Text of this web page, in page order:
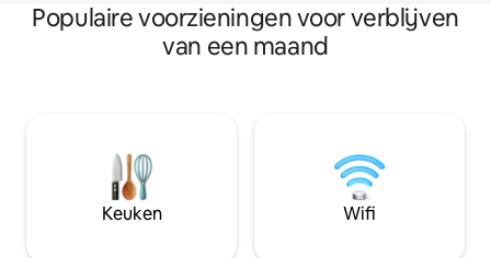
Populaire voorzieningen voor verblijven
van een maand
Keuken Wifi